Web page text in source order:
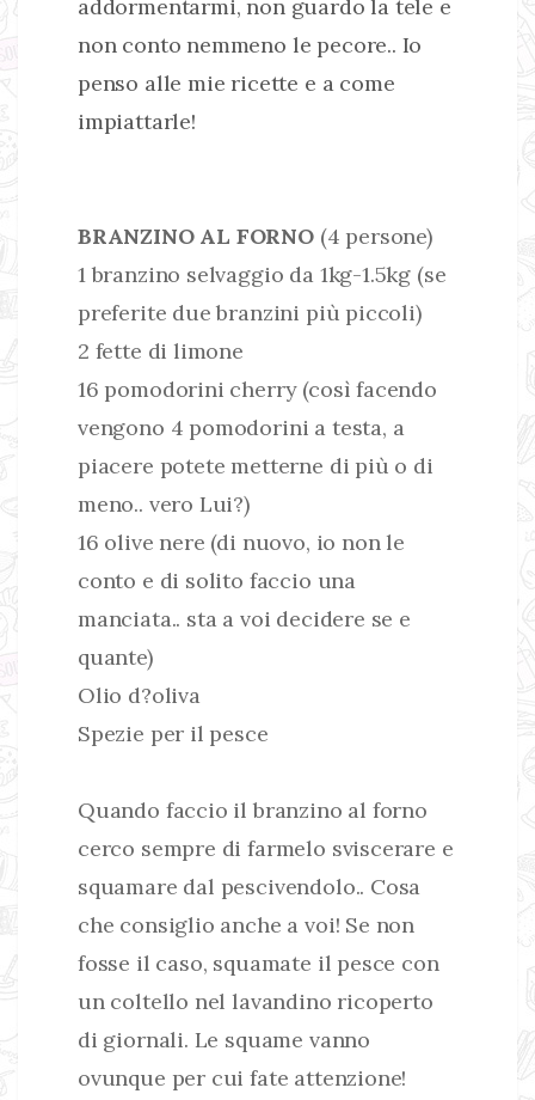
addormentarmi, non guardo la tele e
non conto nemmeno le pecore.. Io
penso alle mie ricette e a come
impiattarle!
BRANZINO AL FORNO(4 persone)
1 branzino selvaggio da 1kg-1.5kg (se
preferite due branzini più piccoli)
2 fette di limone
16 pomodorini cherry (così facendo
vengono 4 pomodorini a testa, a
piacere potete metterne di più o di
meno.. vero Lui?)
16 olive nere (di nuovo, io non le
conto e di solito faccio una
manciata.. sta a voi decidere se e
quante)
Olio d?oliva
Spezie per il pesce
Quando faccio il branzino al forno
cerco sempre di farmelo sviscerare e
squamare dal pescivendolo.. Cosa
che consiglio anche a voi! Se non
fosse il caso, squamate il pesce con
un coltello nel lavandino ricoperto
di giornali. Le squame vanno
ovunque per cui fate attenzione!